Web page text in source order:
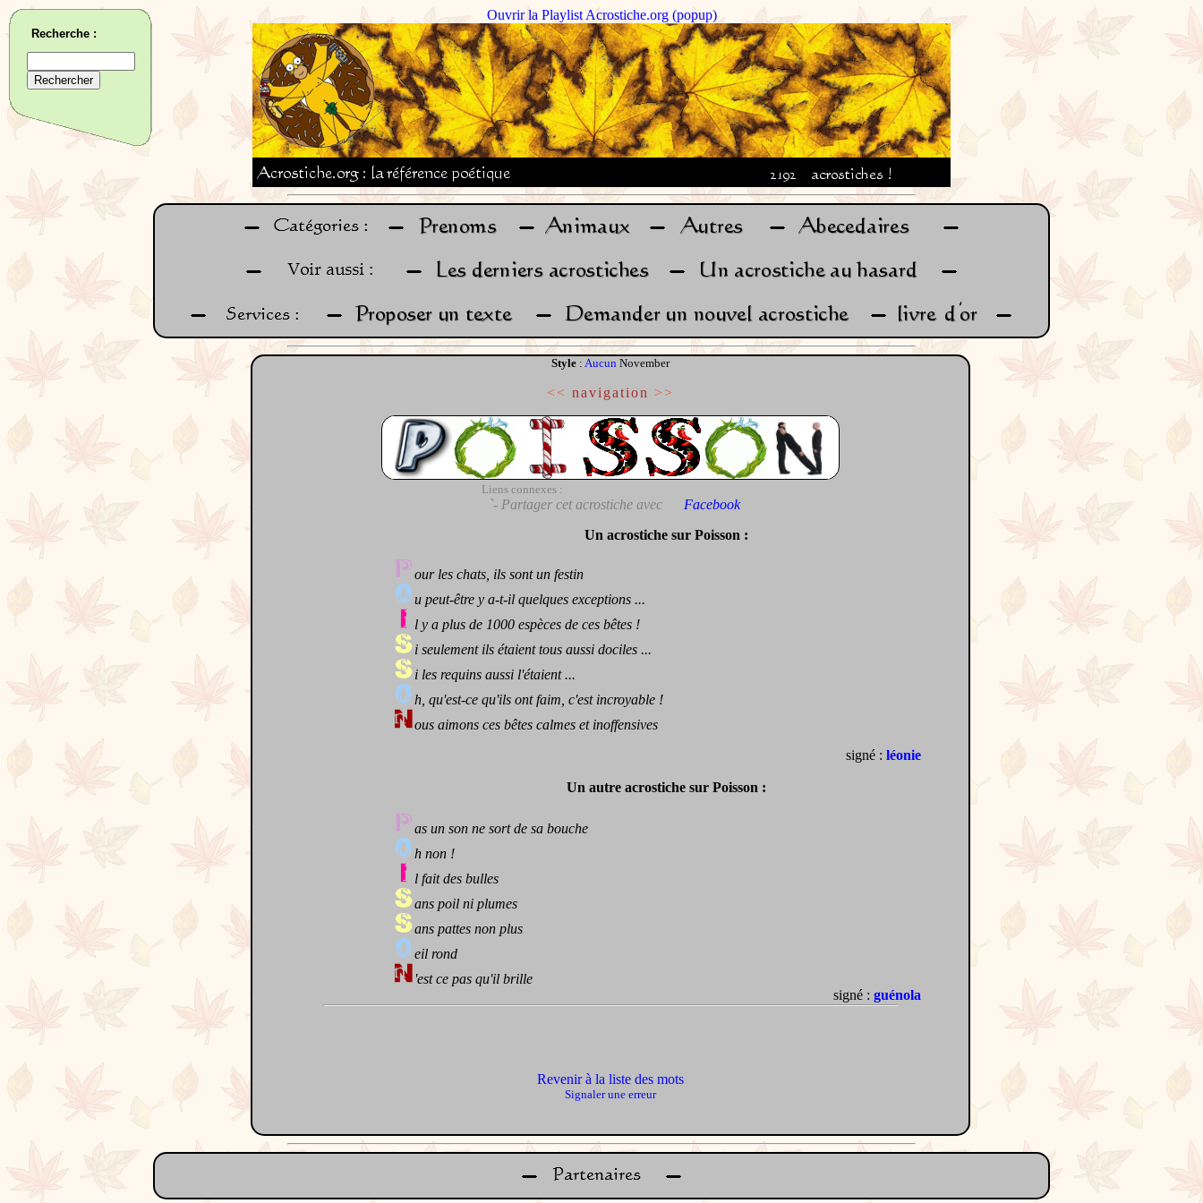
Ouvrir la Playlist Acrostiche.org (popup)
Style : Aucun November
<< navigation >>
Liens connexes :
`- Partager cet acrostiche avec
Facebook
Un acrostiche sur Poisson :
our les chats, ils sont un festin
u peut-être y a-t-il quelques exceptions ...
l y a plus de 1000 espèces de ces bêtes !
i seulement ils étaient tous aussi dociles ...
i les requins aussi l'étaient ...
h, qu'est-ce qu'ils ont faim, c'est incroyable !
ous aimons ces bêtes calmes et inoffensives
signé : léonie
Un autre acrostiche sur Poisson :
as un son ne sort de sa bouche
h non !
l fait des bulles
ans poil ni plumes
ans pattes non plus
eil rond
'est ce pas qu'il brille
signé : guénola
Revenir à la liste des mots
Signaler une erreur
Recherche :